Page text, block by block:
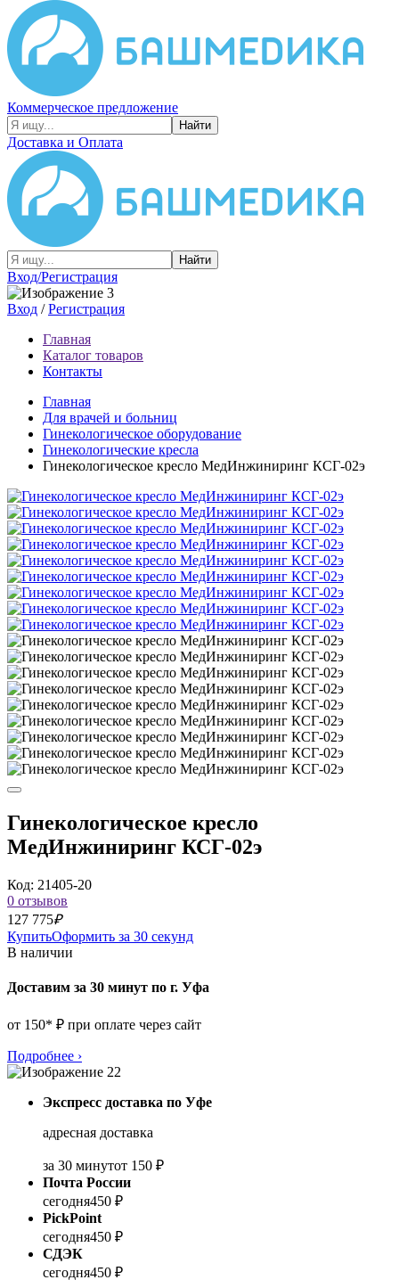
Коммерческое предложение
Найти
Доставка и Оплата
Найти
Вход/Регистрация
Вход /Регистрация
Главная
Каталог товаров
Контакты
Главная
Для врачей и больниц
Гинекологическое оборудование
Гинекологические кресла
Гинекологическое кресло МедИнжиниринг КСГ-02э
Гинекологическое кресло
МедИнжиниринг КСГ-02э
Код: 21405-20
0 отзывов
127 775₽
КупитьОформить за 30 секунд
В наличии
Доставим за 30 минут по г. Уфа
от 150* ₽ при оплате через сайт
Подробнее ›
Экспресс доставка по Уфе
адресная доставка
за 30 минутот 150 ₽
Почта России
сегодня450 ₽
PickPoint
сегодня450 ₽
СДЭК
сегодня450 ₽